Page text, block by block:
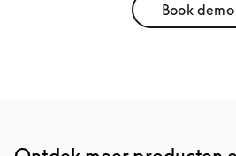
Book demo
Link